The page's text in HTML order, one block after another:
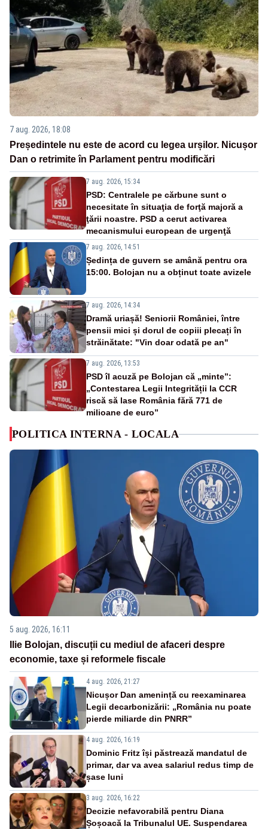
7 aug. 2026, 18:08
Președintele nu este de acord cu legea urșilor. Nicușor
Dan o retrimite în Parlament pentru modificări
7 aug. 2026, 15:34
PSD: Centralele pe cărbune sunt o
necesitate în situaţia de forţă majoră a
ţării noastre. PSD a cerut activarea
mecanismului european de urgenţă
7 aug. 2026, 14:51
Ședința de guvern se amână pentru ora
15:00. Bolojan nu a obținut toate avizele
7 aug. 2026, 14:34
Dramă uriașă! Seniorii României, între
pensii mici și dorul de copiii plecați în
străinătate: "Vin doar odată pe an"
7 aug. 2026, 13:53
PSD îl acuză pe Bolojan că „minte”:
„Contestarea Legii Integrității la CCR
riscă să lase România fără 771 de
milioane de euro”
POLITICA INTERNA - LOCALA
5 aug. 2026, 16:11
Ilie Bolojan, discuții cu mediul de afaceri despre
economie, taxe și reformele fiscale
4 aug. 2026, 21:27
Nicușor Dan amenință cu reexaminarea
Legii decarbonizării: „România nu poate
pierde miliarde din PNRR”
4 aug. 2026, 16:19
Dominic Fritz își păstrează mandatul de
primar, dar va avea salariul redus timp de
șase luni
3 aug. 2026, 16:22
Decizie nefavorabilă pentru Diana
Șoșoacă la Tribunalul UE. Suspendarea